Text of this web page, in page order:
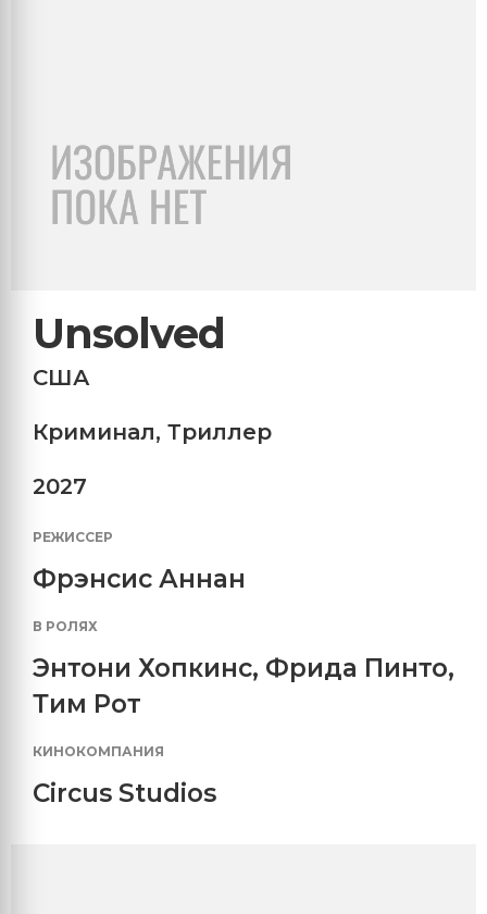
Unsolved
США
Криминал, Триллер
2027
РЕЖИССЕР
Фрэнсис Аннан
В РОЛЯХ
Энтони Хопкинс, Фрида Пинто,
Тим Рот
КИНОКОМПАНИЯ
Circus Studios